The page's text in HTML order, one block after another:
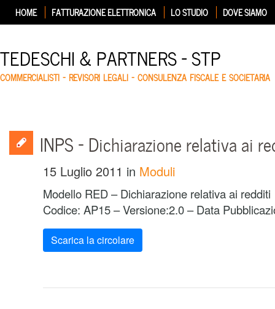
HOME FATTURAZIONE ELETTRONICA LO STUDIO DOVE SIAMO
TEDESCHI & PARTNERS – STP
COMMERCIALISTI – REVISORI LEGALI – CONSULENZA FISCALE E SOCIETARIA
INPS – Dichiarazione relativa ai
15 Luglio 2011 in Moduli
Modello RED – Dichiarazione relativa ai redditi
Codice: AP15 – Versione:2.0 – Data
Scarica la circolare